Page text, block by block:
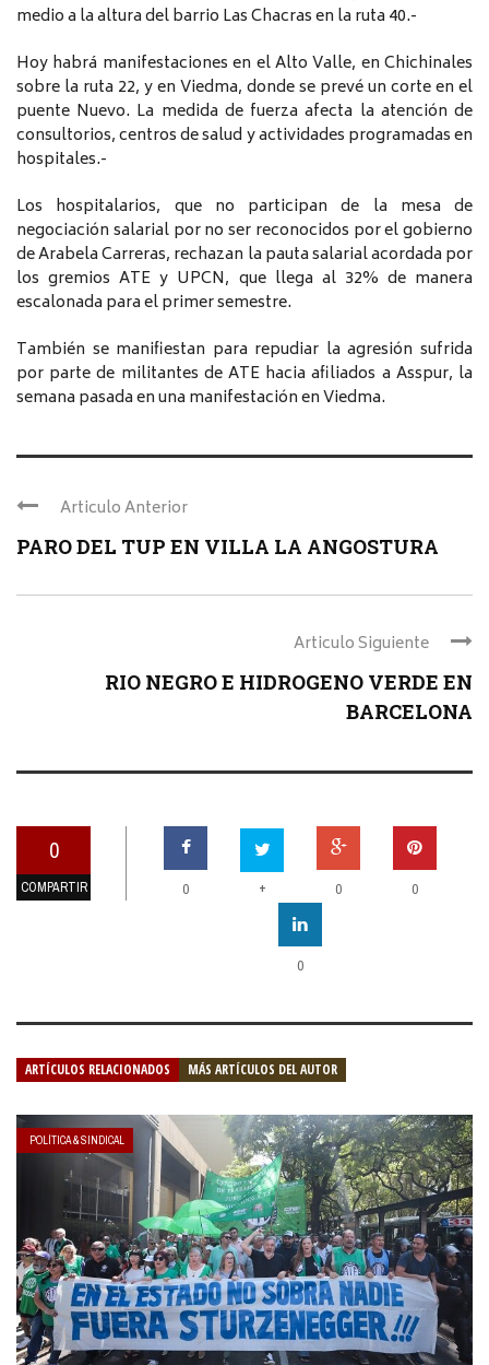
medio a la altura del barrio Las Chacras en la ruta 40.-
Hoy habrá manifestaciones en el Alto Valle, en Chichinales
sobre la ruta 22, y en Viedma, donde se prevé un corte en el
puente Nuevo. La medida de fuerza afecta la atención de
consultorios, centros de salud y actividades programadas en
hospitales.-
Los hospitalarios, que no participan de la mesa de
negociación salarial por no ser reconocidos por el gobierno
de Arabela Carreras, rechazan la pauta salarial acordada por
los gremios ATE y UPCN, que llega al 32% de manera
escalonada para el primer semestre.
También se manifiestan para repudiar la agresión sufrida
por parte de militantes de ATE hacia afiliados a Asspur, la
semana pasada en una manifestación en Viedma.
Articulo Anterior
PARO DEL TUP EN VILLA LA ANGOSTURA
Articulo Siguiente
RIO NEGRO E HIDROGENO VERDE EN
BARCELONA
0
COMPARTIR 0 + 0 0
0
ARTÍCULOS RELACIONADOS MÁS ARTÍCULOS DEL AUTOR
POLÍTICA & SINDICAL